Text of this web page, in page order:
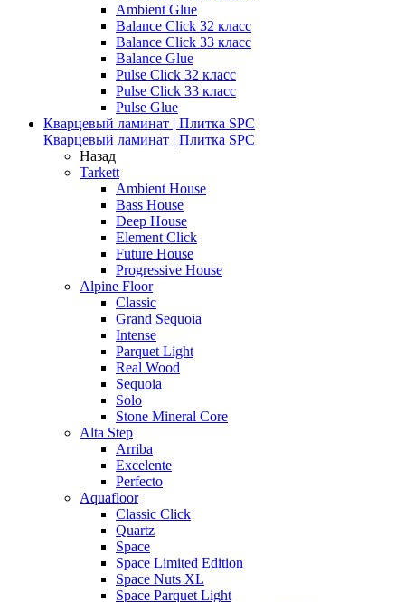
Ambient Glue
Balance Click 32 класс
Balance Click 33 класс
Balance Glue
Pulse Click 32 класс
Pulse Click 33 класс
Pulse Glue
Кварцевый ламинат | Плитка SPC
Кварцевый ламинат | Плитка SPC
Назад
Tarkett
Ambient House
Bass House
Deep House
Element Click
Future House
Progressive House
Alpine Floor
Classic
Grand Sequoia
Intense
Parquet Light
Real Wood
Sequoia
Solo
Stone Mineral Core
Alta Step
Arriba
Excelente
Perfecto
Aquafloor
Classic Click
Quartz
Space
Space Limited Edition
Space Nuts XL
Space Parquet Light